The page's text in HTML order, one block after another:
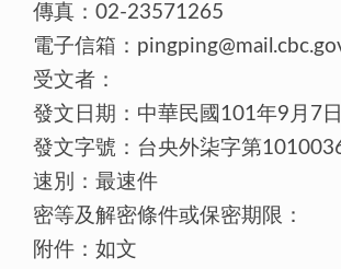
傳真：02-23571265
電子信箱：
受文者：
發文日期：中華民國101年9月7日
發文字號：台央外柒字第
速別：最速件
密等及解密條件或保密期限：
附件：如文